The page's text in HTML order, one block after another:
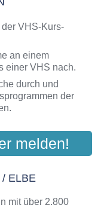
VHS-Kurs-
an einem
einer VHS nach.
durch und
der
melden!
ELBE
mit über 2.800